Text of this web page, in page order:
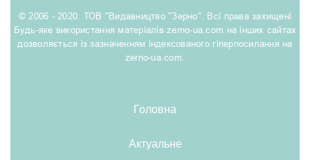
© 2006 - 2020. ТОВ "Видавництво "Зерно". Всі права захищені
Будь-яке використання матеріалів zerno-ua.com на інших сайтах
дозволяється із зазначенням індексованого гіперпосилання на
zerno-ua.com.
Головна
Актуальне